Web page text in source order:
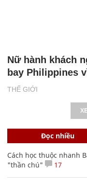
THẾ GIỚI
Nữ hành khách
bay Philippines
Đọc nhiều
Cách học thuộc nhanh
"thần chú"
17